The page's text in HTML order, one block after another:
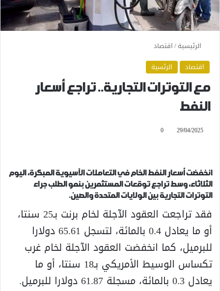
الرئيسية/اقتصاد
اقتصاد
الرئسية
مع التوترات التجارية.. تراجع أسعار
النفط
29/04/2025
0
انخفضت أسعار النفط الخام في التعاملات الآسيوية المبكرة، اليوم
الثلاثاء، وسط تراجع توقعات المستثمرين بنمو الطلب جراء
التوترات التجارية بين الولايات المتحدة والصين.
فقد تراجعت العقود الآجلة لخام برنت بـ25 سنتا،
أو ما يعادل 0.4 بالمائة، لتسجل 65.61 دولارا
للبرميل، كما انخفضت العقود الآجلة لخام غرب
تكساس الوسيط الأمريكي بـ18 سنتا، أو ما
يعادل 0.3 بالمائة، مسجلة 61.87 دولارا للبرميل.